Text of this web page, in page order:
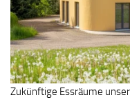
Zukünftige Essräume